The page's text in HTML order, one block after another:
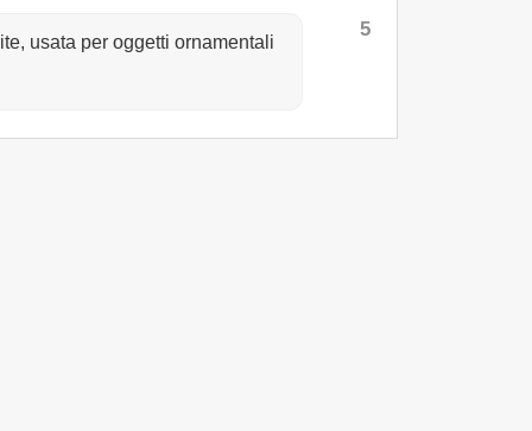
usata per oggetti ornamentali
5